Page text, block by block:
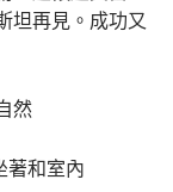
坦再見。成功又